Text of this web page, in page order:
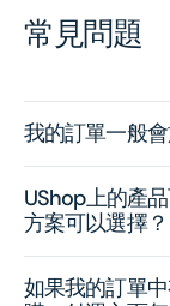
常見問題
我的訂單一般
UShop上的產
方案可以選擇？
如果我的訂單